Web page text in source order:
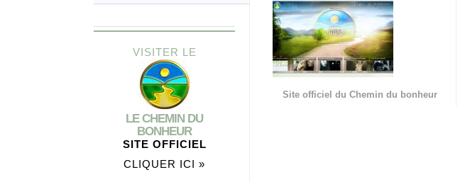
Site officiel du Chemin du bonheur
VISITER LE
LE CHEMIN DU
BONHEUR
SITE OFFICIEL
CLIQUER ICI »